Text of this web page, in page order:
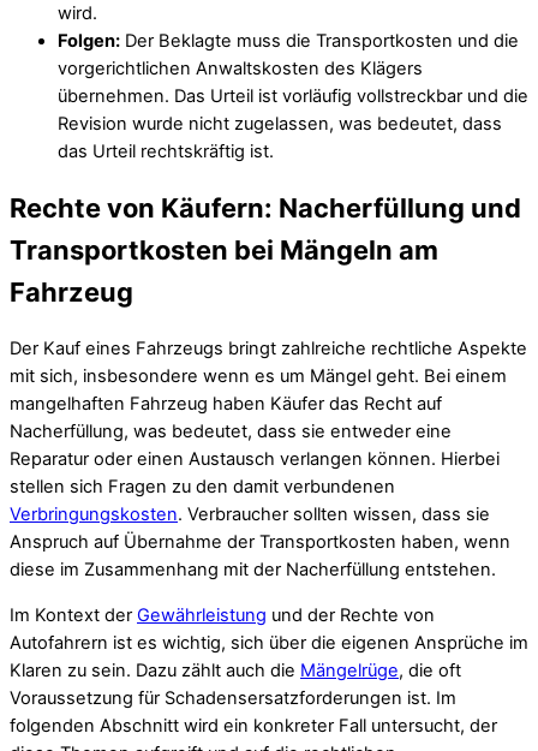
wird.
Folgen: Der Beklagte muss die Transportkosten und die
vorgerichtlichen Anwaltskosten des Klägers
übernehmen. Das Urteil ist vorläufig vollstreckbar und die
Revision wurde nicht zugelassen, was bedeutet, dass
das Urteil rechtskräftig ist.
Rechte von Käufern: Nacherfüllung und
Transportkosten bei Mängeln am
Fahrzeug
Der Kauf eines Fahrzeugs bringt zahlreiche rechtliche Aspekte
mit sich, insbesondere wenn es um Mängel geht. Bei einem
mangelhaften Fahrzeug haben Käufer das Recht auf
Nacherfüllung, was bedeutet, dass sie entweder eine
Reparatur oder einen Austausch verlangen können. Hierbei
stellen sich Fragen zu den damit verbundenen
Verbringungskosten. Verbraucher sollten wissen, dass sie
Anspruch auf Übernahme der Transportkosten haben, wenn
diese im Zusammenhang mit der Nacherfüllung entstehen.
Im Kontext der Gewährleistung und der Rechte von
Autofahrern ist es wichtig, sich über die eigenen Ansprüche im
Klaren zu sein. Dazu zählt auch die Mängelrüge, die oft
Voraussetzung für Schadensersatzforderungen ist. Im
folgenden Abschnitt wird ein konkreter Fall untersucht, der